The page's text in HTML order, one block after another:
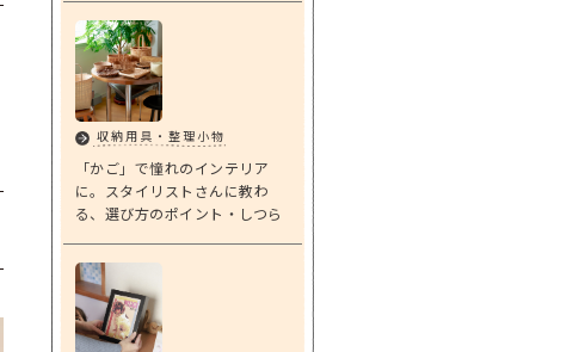
収納用具・整理小物
「かご」で憧れのインテリア
に。スタイリストさんに教わ
る、選び方のポイント・しつら